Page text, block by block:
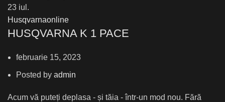
23 iul.
Husqvarnaonline
HUSQVARNA K 1 PACE
februarie 15, 2023
Posted by admin
Acum vă puteți deplasa - și tăia - într-un mod nou. Fără